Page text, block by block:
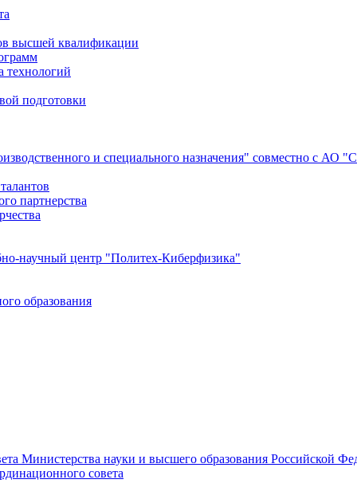
высшей квалификации
технологий
подготовки
и специального назначения" совместно с
партнерства
научный центр "Политех-Киберфизика"
образования
Министерства науки и высшего образования Российской
совета